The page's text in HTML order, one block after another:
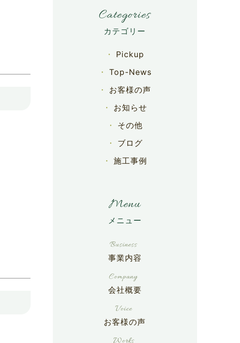
Categories
Pickup
Top-News
お客様の声
お知らせ
その他
ブログ
施工事例
Menu
事業内容
会社概要
お客様の声